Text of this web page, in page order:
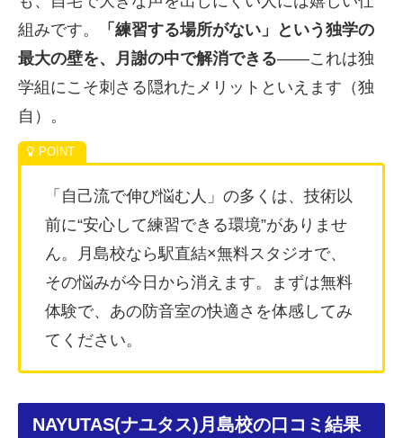
組みです。
「練習する場所がない」という独学の
最大の壁を、月謝の中で解消できる——これは独
学組にこそ刺さる隠れたメリットといえます（独
自）。
「自己流で伸び悩む人」の多くは、技術以
前に“安心して練習できる環境”がありませ
ん。月島校なら駅直結×無料スタジオで、
その悩みが今日から消えます。まずは無料
体験で、あの防音室の快適さを体感してみ
てください。
NAYUTAS(ナユタス)月島校の口コミ結果